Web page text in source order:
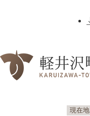
先
現在地